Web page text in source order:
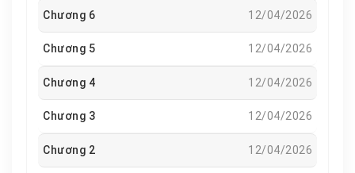
Chương 6 12/04/2026
Chương 5 12/04/2026
Chương 4 12/04/2026
Chương 3 12/04/2026
Chương 2 12/04/2026